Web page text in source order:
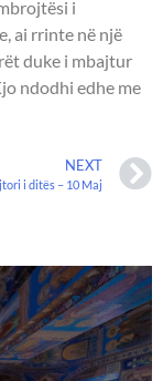
i
ai rrinte në një
duke i mbajtur
ndodhi edhe me
NEXT
i ditës – 10 Maj